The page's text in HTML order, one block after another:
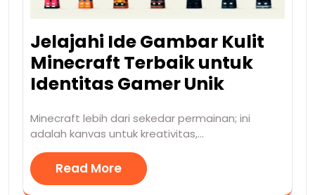
Jelajahi Ide Gambar Kulit
Minecraft Terbaik untuk
Identitas Gamer Unik
Minecraft lebih dari sekedar permainan; ini
adalah kanvas untuk kreativitas,…
Read More